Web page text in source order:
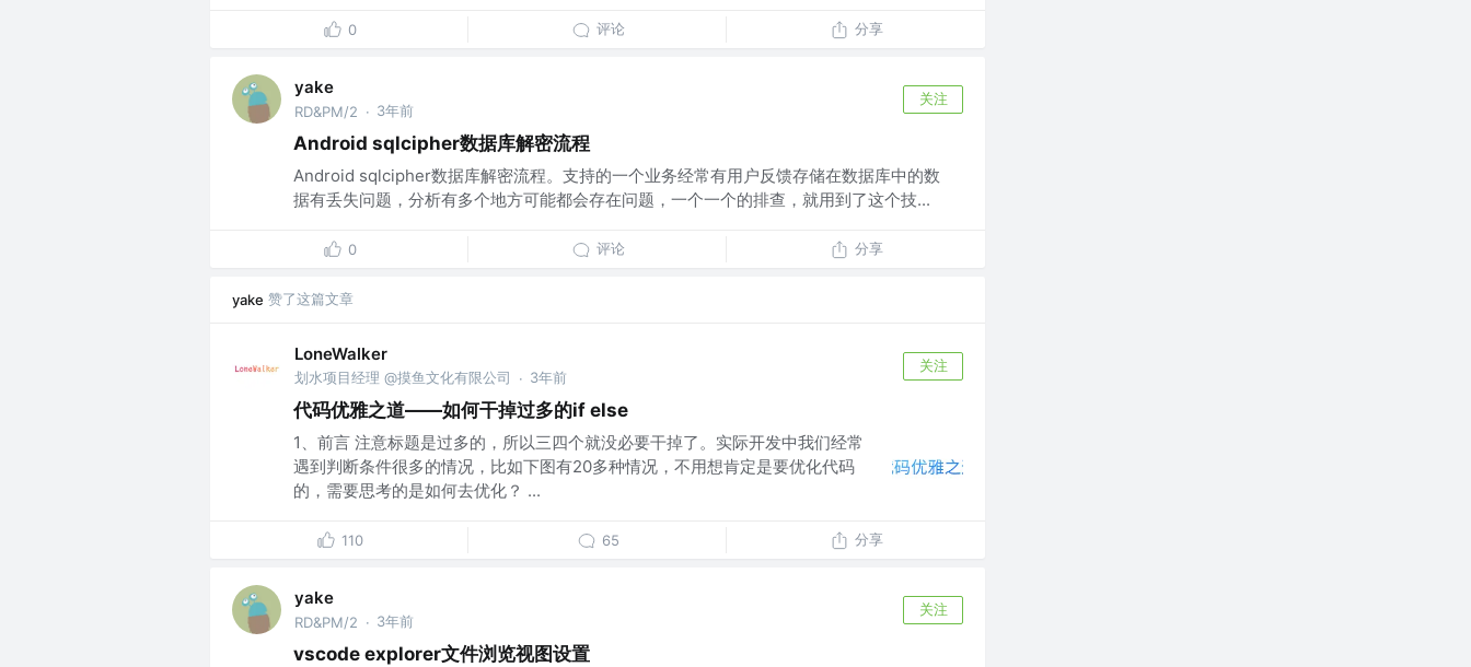
0 评论 分享
yake
RD&PM/2 · 3年前
关注
Android sqlcipher数据库解密流程
Android sqlcipher数据库解密流程。支持的一个业务经常有用户反馈存储在数据库中的数
据有丢失问题，分析有多个地方可能都会存在问题，一个一个的排查，就用到了这个技...
0 评论 分享
yake 赞了这篇文章
LoneWalker
划水项目经理 @摸鱼文化有限公司 · 3年前
关注
代码优雅之道——如何干掉过多的if else
1、前言 注意标题是过多的，所以三四个就没必要干掉了。实际开发中我们经常
遇到判断条件很多的情况，比如下图有20多种情况，不用想肯定是要优化代码
的，需要思考的是如何去优化？ ...
110 65 分享
yake
RD&PM/2 · 3年前
关注
vscode explorer文件浏览视图设置